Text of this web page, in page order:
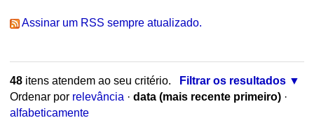
Assinar um RSS sempre atualizado.
48itens atendem ao seu critério.
Filtrar os resultados
Ordenar por relevância · data (mais recente primeiro) ·
alfabeticamente